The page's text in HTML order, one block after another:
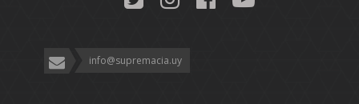
info@supremacia.uy